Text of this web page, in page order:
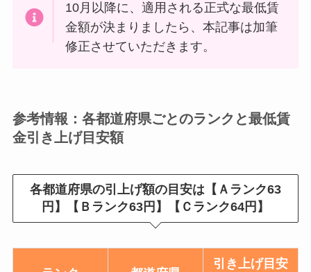
10月以降に、適用される正式な最低賃
金額が決まりましたら、本記事は加筆
修正させていただきます。
参考情報：各都道府県ごとのランクと最低賃
金引き上げ目安額
各都道府県の引上げ額の目安は【Ａランク63
円 】 【Ｂランク63円 】 【Ｃランク64円 】
引き上げ目安